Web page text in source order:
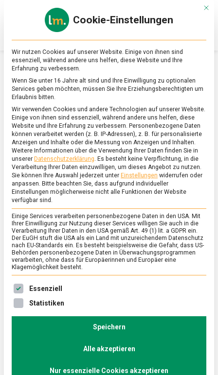
Online-
Magazin
zu
&
Ernährung
SCHLAGWORT:OSTERN
FEATURED/WISSEN
Die Quadratur des Eis
14. April 2022 Johannes
Die
Ob hart, wachsweich, gerührt, gespiegelt, verbacken
– Eier gehören zu den variantenreichsten
verzehrt durchschnittlich 238 Eier pro Jahr. Zum
Mit
Cookie-Einstellungen
Wir nutzen Cookies auf unserer Website. Einige von ihnen sind
essenziell, während andere uns helfen, diese Website und Ihre
Erfahrung zu verbessern.
Wenn Sie unter 16 Jahre alt sind und Ihre Einwilligung zu optionalen
Services geben möchten, müssen Sie Ihre Erziehungsberechtigten um
Erlaubnis bitten.
Wir verwenden Cookies und andere Technologien auf unserer Website.
Einige von ihnen sind essenziell, während andere uns helfen, diese
Website und Ihre Erfahrung zu verbessern. Personenbezogene Daten
können verarbeitet werden (z. B. IP-Adressen), z. B. für personalisierte
Anzeigen und Inhalte oder die Messung von Anzeigen und Inhalten.
Weitere Informationen über die Verwendung Ihrer Daten finden Sie in
unserer Datenschutzerklärung. Es besteht keine Verpflichtung, in die
Verarbeitung Ihrer Daten einzuwilligen, um dieses Angebot zu nutzen.
Sie können Ihre Auswahl jederzeit unter Einstellungen widerrufen oder
anpassen. Bitte beachten Sie, dass aufgrund individueller
Einstellungen möglicherweise nicht alle Funktionen der Website
verfügbar sind.
Einige Services verarbeiten personenbezogene Daten in den USA. Mit
Ihrer Einwilligung zur Nutzung dieser Services willigen Sie auch in die
Verarbeitung Ihrer Daten in den USA gemäß Art. 49 (1) lit. a GDPR ein.
Der EuGH stuft die USA als ein Land mit unzureichendem Datenschutz
nach EU-Standards ein. Es besteht beispielsweise die Gefahr, dass US-
Behörden personenbezogene Daten in Überwachungsprogrammen
verarbeiten, ohne dass für Europäerinnen und Europäer eine
Klagemöglichkeit besteht.
Es folgt eine Liste der Service-Gruppen, für die eine
Essenziell
Statistiken
Speichern
Alle akzeptieren
Nur essenzielle Cookies akzeptieren